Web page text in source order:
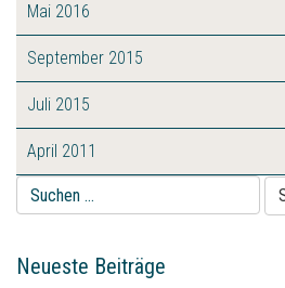
Mai 2016
September 2015
Juli 2015
April 2011
Suche
nach:
Neueste Beiträge